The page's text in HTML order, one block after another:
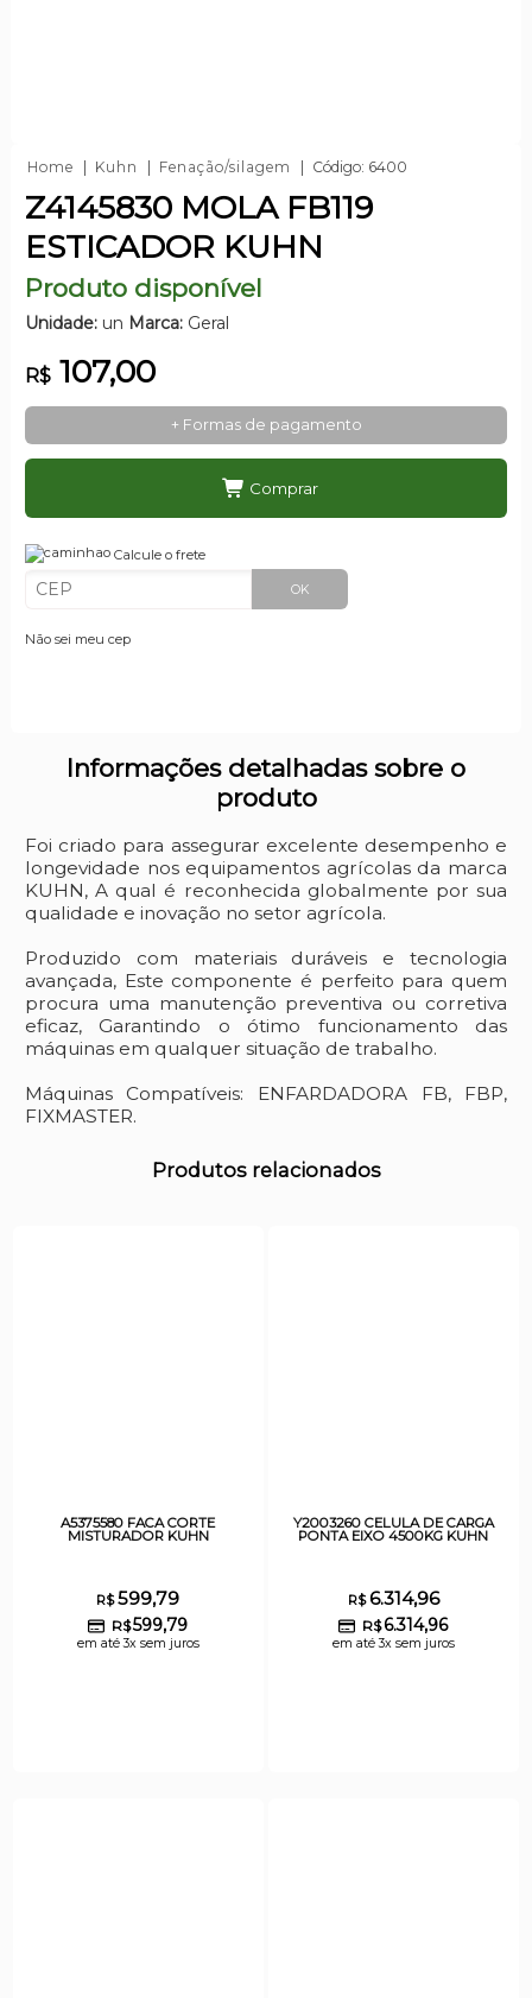
Home Kuhn Fenação/silagem Código: 6400
Z4145830 MOLA FB119
ESTICADOR KUHN
Produto disponível
Unidade:un Marca:Geral
R$107,00
+ Formas de pagamento
Comprar
Calcule o frete
OK
Não sei meu cep
Informações detalhadas sobre o
produto
Foi criado para assegurar excelente desempenho e
longevidade nos equipamentos agrícolas da marca
KUHN, A qual é reconhecida globalmente por sua
qualidade e inovação no setor agrícola.
Produzido com materiais duráveis e tecnologia
avançada, Este componente é perfeito para quem
procura uma manutenção preventiva ou corretiva
eficaz, Garantindo o ótimo funcionamento das
máquinas em qualquer situação de trabalho.
Máquinas Compatíveis: ENFARDADORA FB, FBP,
FIXMASTER.
Produtos relacionados
A5375580 FACA CORTE
MISTURADOR KUHN
R$599,79
R$599,79
em até 3x sem juros
Y2003260 CELULA DE CARGA
PONTA EIXO 4500KG KUHN
R$6.314,96
R$6.314,96
em até 3x sem juros